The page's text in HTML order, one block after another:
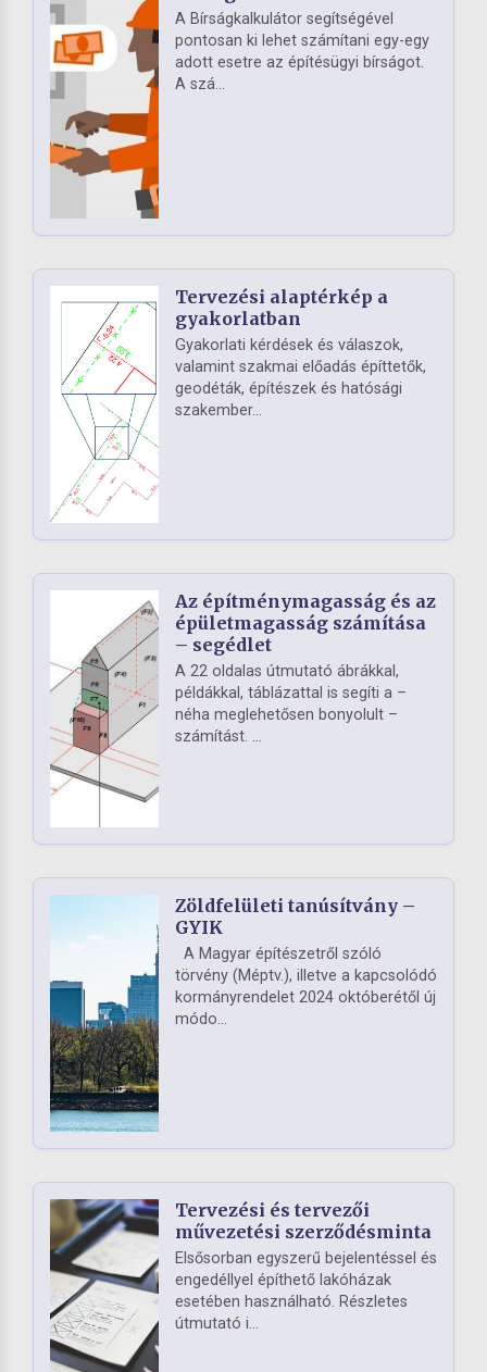
A Bírságkalkulátor segítségével
pontosan ki lehet számítani egy-egy
adott esetre az építésügyi bírságot.
A szá...
Tervezési alaptérkép a
gyakorlatban
Gyakorlati kérdések és válaszok,
valamint szakmai előadás építtetők,
geodéták, építészek és hatósági
szakember...
Az építménymagasság és az
épületmagasság számítása
– segédlet
A 22 oldalas útmutató ábrákkal,
példákkal, táblázattal is segíti a –
néha meglehetősen bonyolult –
számítást. ...
Zöldfelületi tanúsítvány –
GYIK
A Magyar építészetről szóló
törvény (Méptv.), illetve a kapcsolódó
kormányrendelet 2024 októberétől új
módo...
Tervezési és tervezői
művezetési szerződésminta
Elsősorban egyszerű bejelentéssel és
engedéllyel építhető lakóházak
esetében használható. Részletes
útmutató i...